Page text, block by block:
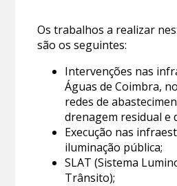
Os trabalhos a realizar
são os seguintes:
Intervenções nas
Águas de Coimbra,
redes de
drenagem residual e
Execução nas
iluminação pública;
SLAT (Sistema
Trânsito);